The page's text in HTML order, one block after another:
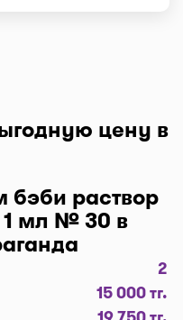
цену в
цене, нажмите
и кнопку
в аптеке перед
I-teka!
в г.
раствор
1 мл № 30 в
2
15 000 тг.